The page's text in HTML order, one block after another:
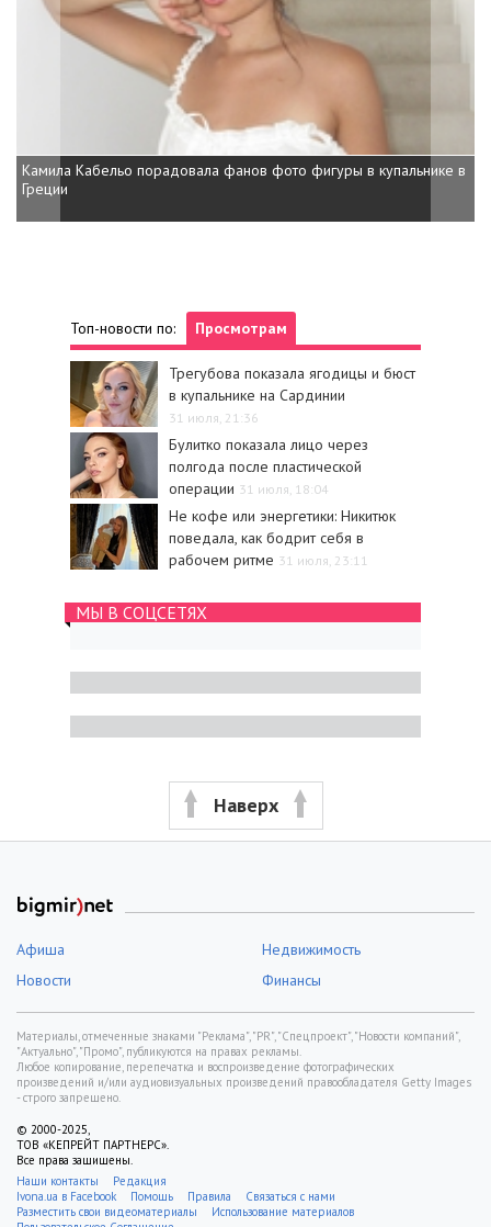
Камила Кабельо порадовала фанов фото фигуры в купальнике в
Греции
Юрко
Топ-новости по: Просмотрам
Трегубова показала ягодицы и бюст
в купальнике на Сардинии
31 июля, 21:36
Булитко показала лицо через
полгода после пластической
операции 31 июля, 18:04
Не кофе или энергетики: Никитюк
поведала, как бодрит себя в
рабочем ритме 31 июля, 23:11
МЫ В СОЦСЕТЯХ
Наверх
Афиша
Недвижимость
Новости
Финансы
Материалы, отмеченные знаками "Реклама", "PR", "Спецпроект", "Новости компаний",
"Актуально", "Промо", публикуются на правах рекламы.
Любое копирование, перепечатка и воспроизведение фотографических
произведений и/или аудиовизуальных произведений правообладателя Getty Images
- строго запрещено.
© 2000-2025,
ТОВ «КЕПРЕЙТ ПАРТНЕРС».
Все права защищены.
Наши контакты
Редакция
Ivona.ua в Facebook
Помощь Правила
Связаться с нами
Разместить свои видеоматериалы
Использование материалов